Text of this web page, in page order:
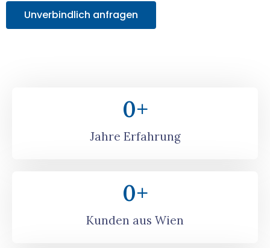
Unverbindlich anfragen
Jahre Erfahrung
0+
Kunden aus Wien
0+